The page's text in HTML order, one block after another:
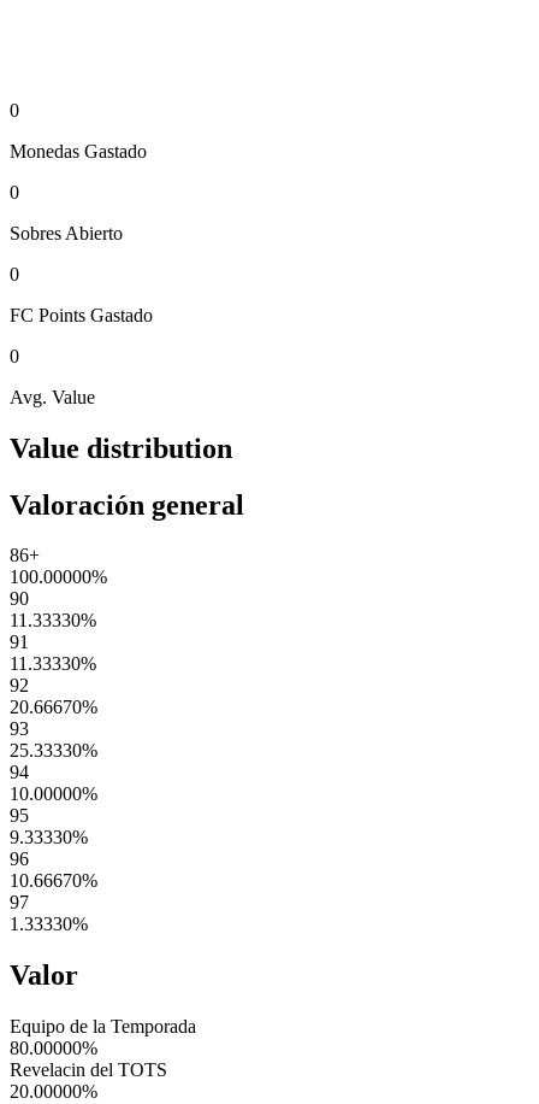
0
Monedas Gastado
0
Sobres Abierto
0
FC Points Gastado
0
Avg. Value
Value distribution
Valoración general
86+
100.00000%
90
11.33330%
91
11.33330%
92
20.66670%
93
25.33330%
94
10.00000%
95
9.33330%
96
10.66670%
97
1.33330%
Valor
Equipo de la Temporada
80.00000%
Revelacin del TOTS
20.00000%